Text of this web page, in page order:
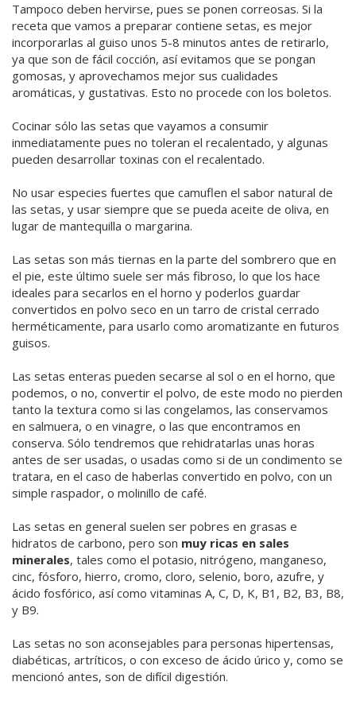
Tampoco deben hervirse, pues se ponen correosas. Si la
receta que vamos a preparar contiene setas, es mejor
incorporarlas al guiso unos 5-8 minutos antes de retirarlo,
ya que son de fácil cocción, así evitamos que se pongan
gomosas, y aprovechamos mejor sus cualidades
aromáticas, y gustativas. Esto no procede con los boletos.
Cocinar sólo las setas que vayamos a consumir
inmediatamente pues no toleran el recalentado, y algunas
pueden desarrollar toxinas con el recalentado.
No usar especies fuertes que camuflen el sabor natural de
las setas, y usar siempre que se pueda aceite de oliva, en
lugar de mantequilla o margarina.
Las setas son más tiernas en la parte del sombrero que en
el pie, este último suele ser más fibroso, lo que los hace
ideales para secarlos en el horno y poderlos guardar
convertidos en polvo seco en un tarro de cristal cerrado
herméticamente, para usarlo como aromatizante en futuros
guisos.
Las setas enteras pueden secarse al sol o en el horno, que
podemos, o no, convertir el polvo, de este modo no pierden
tanto la textura como si las congelamos, las conservamos
en salmuera, o en vinagre, o las que encontramos en
conserva. Sólo tendremos que rehidratarlas unas horas
antes de ser usadas, o usadas como si de un condimento se
tratara, en el caso de haberlas convertido en polvo, con un
simple raspador, o molinillo de café.
Las setas en general suelen ser pobres en grasas e
hidratos de carbono, pero son muy ricas en sales
minerales, tales como el potasio, nitrógeno, manganeso,
cinc, fósforo, hierro, cromo, cloro, selenio, boro, azufre, y
ácido fosfórico, así como vitaminas A, C, D, K, B1, B2, B3, B8,
y B9.
Las setas no son aconsejables para personas hipertensas,
diabéticas, artríticos, o con exceso de ácido úrico y, como se
mencionó antes, son de difícil digestión.